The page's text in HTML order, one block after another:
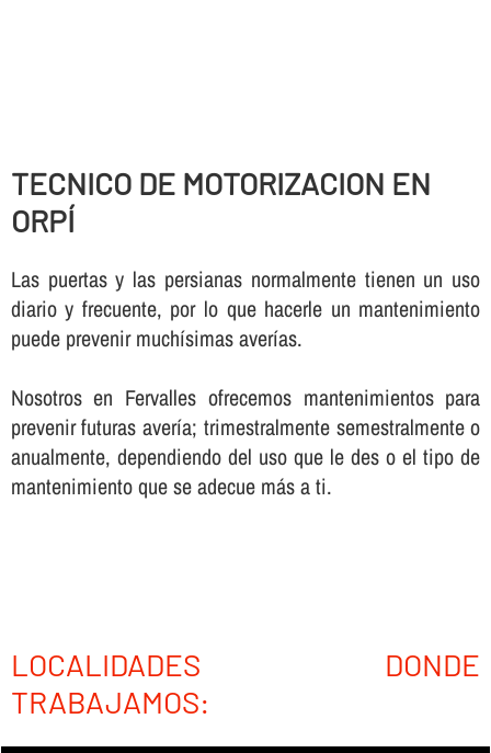
TECNICO DE MOTORIZACION EN
ORPÍ
Las puertas y las persianas normalmente tienen un uso
diario y frecuente, por lo que hacerle un mantenimiento
puede prevenir muchí­simas averí­as.
Nosotros en Fervalles ofrecemos mantenimientos para
prevenir futuras averí­a; trimestralmente semestralmente o
anualmente, dependiendo del uso que le des o el tipo de
mantenimiento que se adecue más a ti.
LOCALIDADES DONDE
TRABAJAMOS: